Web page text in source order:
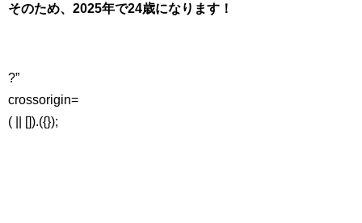
そのため、2025年で24歳になります！
?”
crossorigin=
( || []).({});